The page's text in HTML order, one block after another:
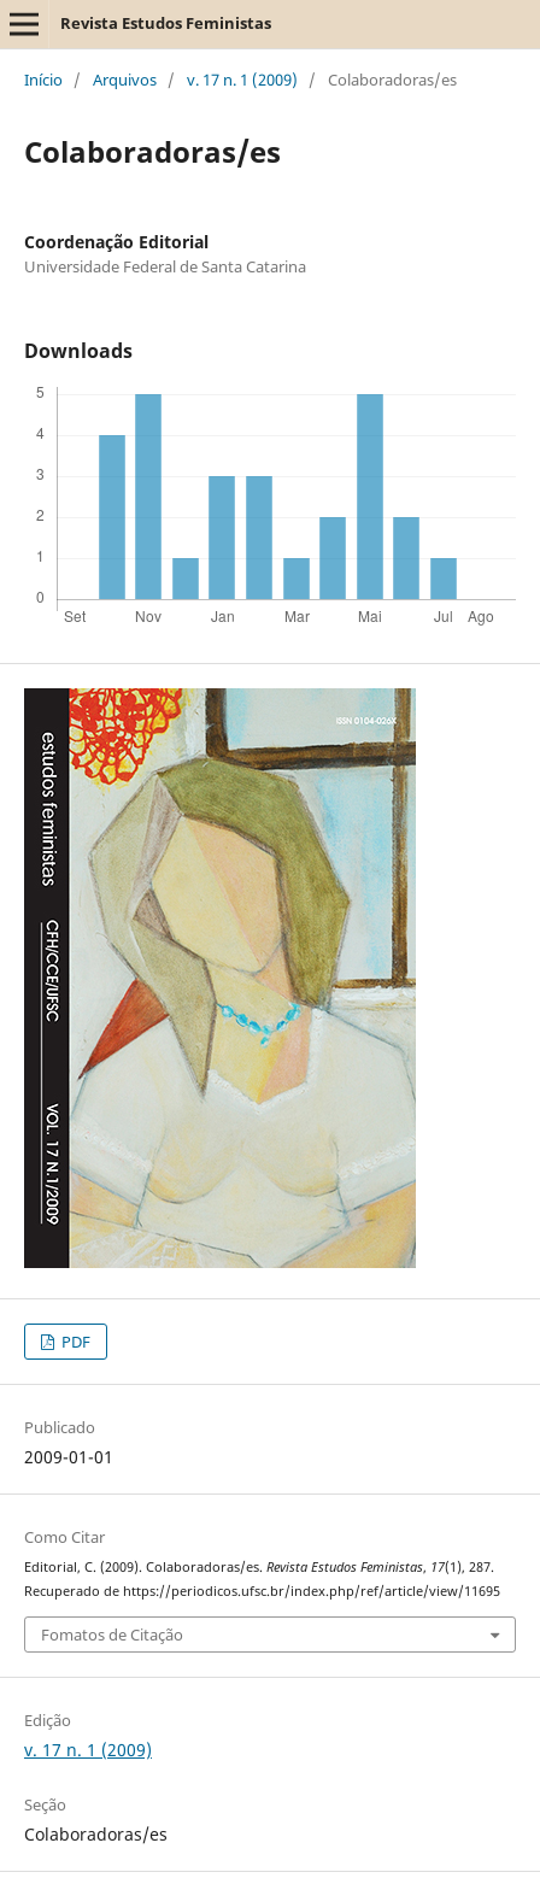
Revista Estudos Feministas
Início / Arquivos / v. 17 n. 1 (2009) / Colaboradoras/es
Colaboradoras/es
Coordenação Editorial
Universidade Federal de Santa Catarina
Downloads
PDF
Publicado
2009-01-01
Como Citar
Editorial, C. (2009). Colaboradoras/es. Revista Estudos Feministas, 17(1), 287.
Recuperado de https://periodicos.ufsc.br/index.php/ref/article/view/11695
Fomatos de Citação
Edição
v. 17 n. 1 (2009)
Seção
Colaboradoras/es